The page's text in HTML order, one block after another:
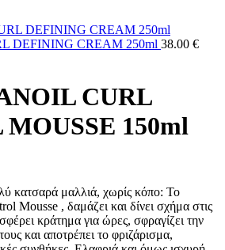
DEFINING CREAM 250ml 38.00 €
CURL
150ml
κατσαρά μαλλιά, χωρίς κόπο: Το
Mousse , δαμάζει και δίνει σχήμα στις
κράτημα για ώρες, σφραγίζει την
και αποτρέπει το φριζάρισμα,